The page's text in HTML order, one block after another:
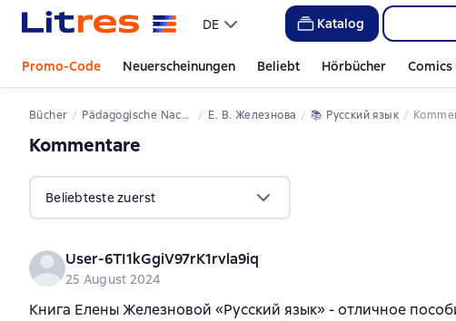
DE Katalog
Promo-Code Neuerscheinungen Beliebt Hörbücher
Bücher Pädagogische Nachschlagewerke Е. В. Железнова 📚 Русский язык
Kommentare
Beliebteste zuerst
User-6TI1kGgiV97rK1rvla9iq
25 August 2024
Книга Елены Железновой «Русский язык» - отличное